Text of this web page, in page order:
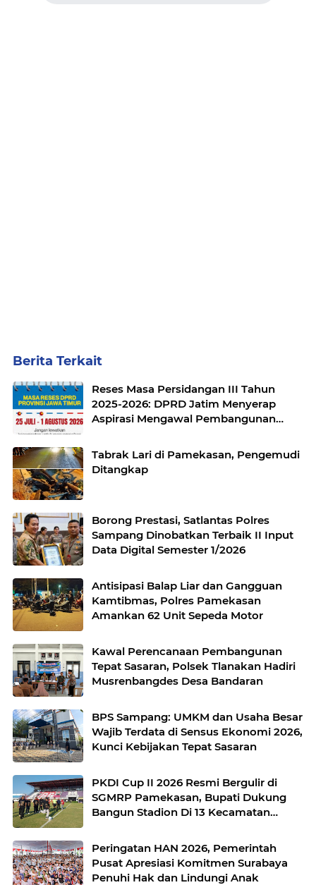
Berita Terkait
Reses Masa Persidangan III Tahun
2025-2026: DPRD Jatim Menyerap
Aspirasi Mengawal Pembangunan
Tabrak Lari di Pamekasan, Pengemudi
Ditangkap
Borong Prestasi, Satlantas Polres
Sampang Dinobatkan Terbaik II Input
Data Digital Semester 1/2026
Antisipasi Balap Liar dan Gangguan
Kamtibmas, Polres Pamekasan
Amankan 62 Unit Sepeda Motor
Kawal Perencanaan Pembangunan
Tepat Sasaran, Polsek Tlanakan Hadiri
Musrenbangdes Desa Bandaran
BPS Sampang: UMKM dan Usaha Besar
Wajib Terdata di Sensus Ekonomi 2026,
Kunci Kebijakan Tepat Sasaran
PKDI Cup II 2026 Resmi Bergulir di
SGMRP Pamekasan, Bupati Dukung
Bangun Stadion Di 13 Kecamatan
Peringatan HAN 2026, Pemerintah
Pusat Apresiasi Komitmen Surabaya
Penuhi Hak dan Lindungi Anak